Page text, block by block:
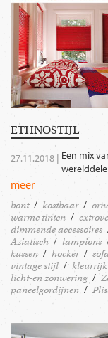
ETHNOSTIJL
27.11.2018 | Een mix
meer
bont kostbaar
warme tinten
dimmende accessoires
Aziatisch
lampions
kussen
hocker
vintage stijl
kleurrijk
licht-en zonwering
paneelgordijnen